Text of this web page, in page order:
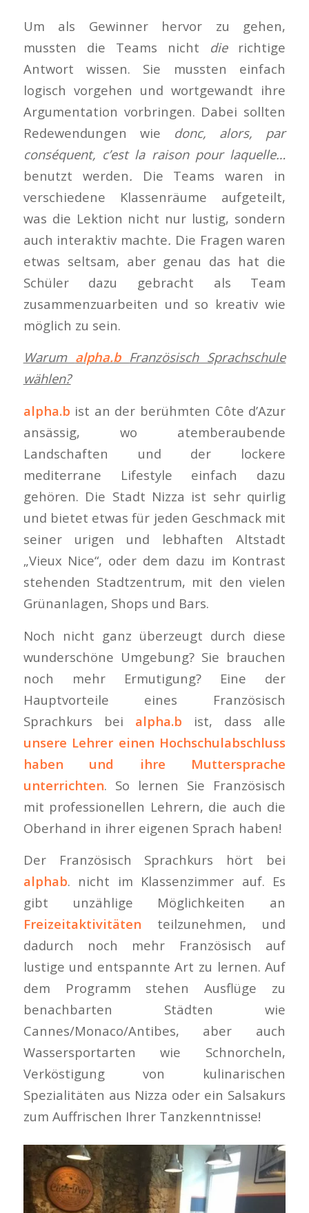
Um als Gewinner hervor zu gehen,
mussten die Teams nicht dierichtige
Antwort wissen. Sie mussten einfach
logisch vorgehen und wortgewandt ihre
Argumentation vorbringen. Dabei sollten
Redewendungen wie donc, alors, par
conséquent, c’est la raison pour laquelle…
benutzt werden. Die Teams waren in
verschiedene Klassenräume aufgeteilt,
was die Lektion nicht nur lustig, sondern
auch interaktiv machte. Die Fragen waren
etwas seltsam, aber genau das hat die
Schüler dazu gebracht als Team
zusammenzuarbeiten und so kreativ wie
möglich zu sein.
Warum alpha.b Französisch Sprachschule
wählen?
alpha.b ist an der berühmten Côte d’Azur
ansässig, wo atemberaubende
Landschaften und der lockere
mediterrane Lifestyle einfach dazu
gehören. Die Stadt Nizza ist sehr quirlig
und bietet etwas für jeden Geschmack mit
seiner urigen und lebhaften Altstadt
„Vieux Nice“, oder dem dazu im Kontrast
stehenden Stadtzentrum, mit den vielen
Grünanlagen, Shops und Bars.
Noch nicht ganz überzeugt durch diese
wunderschöne Umgebung? Sie brauchen
noch mehr Ermutigung? Eine der
Hauptvorteile eines Französisch
Sprachkurs bei alpha.b ist, dass alle
unsere Lehrer einen Hochschulabschluss
haben und ihre Muttersprache
unterrichten. So lernen Sie Französisch
mit professionellen Lehrern, die auch die
Oberhand in ihrer eigenen Sprach haben!
Der Französisch Sprachkurs hört bei
alphab. nicht im Klassenzimmer auf. Es
gibt unzählige Möglichkeiten an
Freizeitaktivitäten teilzunehmen, und
dadurch noch mehr Französisch auf
lustige und entspannte Art zu lernen. Auf
dem Programm stehen Ausflüge zu
benachbarten Städten wie
Cannes/Monaco/Antibes, aber auch
Wassersportarten wie Schnorcheln,
Verköstigung von kulinarischen
Spezialitäten aus Nizza oder ein Salsakurs
zum Auffrischen Ihrer Tanzkenntnisse!